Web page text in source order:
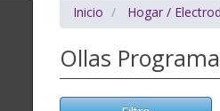
Inicio Hogar /
Ollas